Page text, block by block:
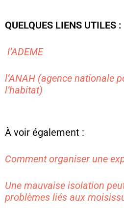
QUELQUES LIENS UTILES :
l’ADEME
l’ANAH (agence nationale
l’habitat)
À voir également :
Comment organiser une
Une mauvaise isolation
problèmes liés aux